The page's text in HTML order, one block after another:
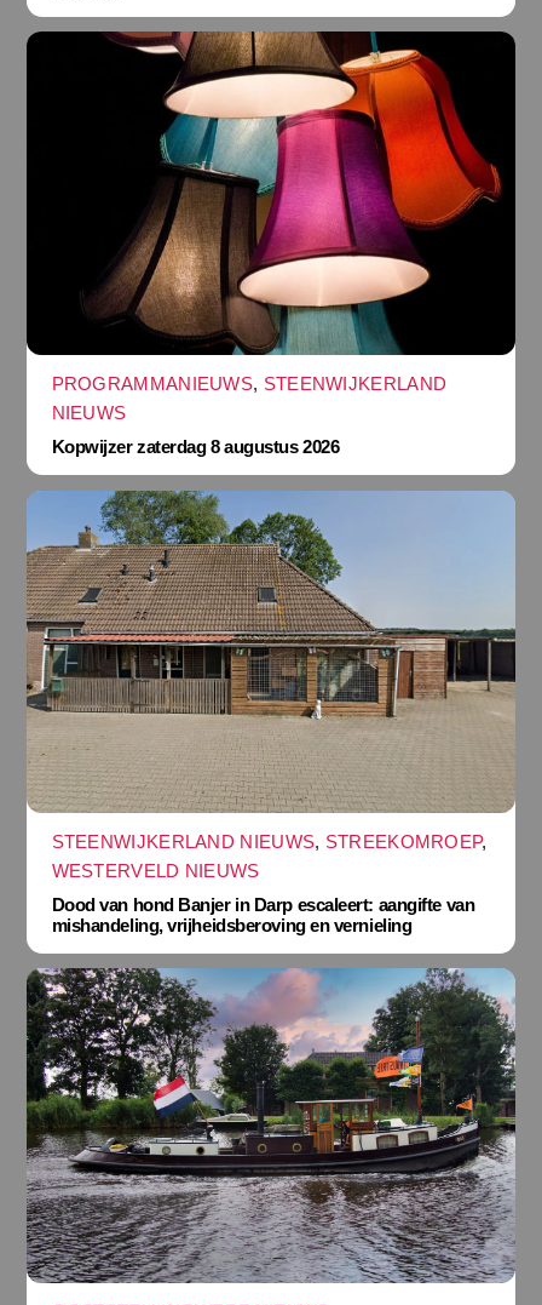
PROGRAMMANIEUWS, STEENWIJKERLAND
NIEUWS
Kopwijzer zaterdag 8 augustus 2026
STEENWIJKERLAND NIEUWS, STREEKOMROEP,
WESTERVELD NIEUWS
Dood van hond Banjer in Darp escaleert: aangifte van
mishandeling, vrijheidsberoving en vernieling